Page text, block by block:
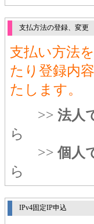
支払方法の登録、変更
支払い方法
たり登録内
たします。
>> 法人
ら
>> 個人
ら
IPv4固定IP申込